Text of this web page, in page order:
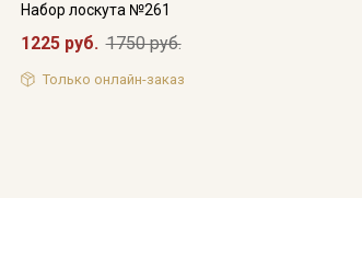
Набор лоскута №261
1225 руб. 1750 руб.
Только онлайн-заказ